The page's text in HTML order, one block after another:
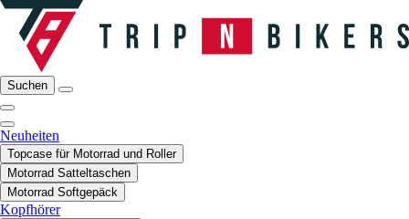
Suchen
Neuheiten
Topcase für Motorrad und Roller
Motorrad Satteltaschen
Motorrad Softgepäck
Kopfhörer